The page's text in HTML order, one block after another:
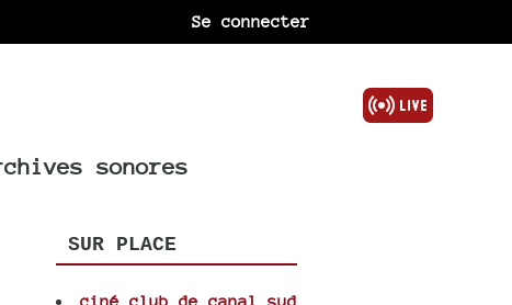
Se connecter
sonores
SUR PLACE
ciné club de canal sud